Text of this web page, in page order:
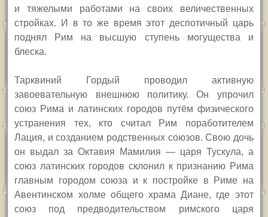
и тяжелыми работами на своих величественных
стройках. И в то же время этот деспотичный царь
поднял Рим на высшую ступень могущества и
блеска.
Тарквиний Гордый проводил активную
завоевательную внешнюю политику. Он упрочил
союз Рима и латинских городов путём физического
устранения тех, кто считал Рим поработителем
Лация, и созданием родственных союзов. Свою дочь
он выдал за Октавия Мамилия — царя Тускула, а
союз латинских городов склонил к признанию Рима
главным городом союза и к постройке в Риме на
Авентинском холме общего храма Диане, где этот
союз под предводительством римского царя